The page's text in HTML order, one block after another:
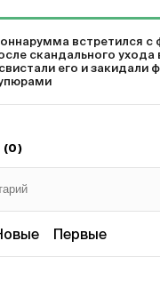
встретился с
скандального
его и закидали
Первые